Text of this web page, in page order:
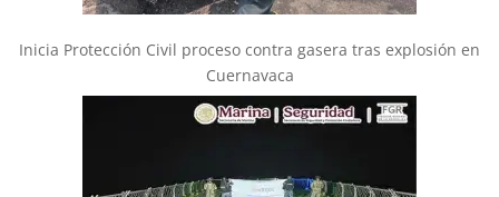
Inicia Protección Civil proceso contra gasera tras explosión en
Cuernavaca